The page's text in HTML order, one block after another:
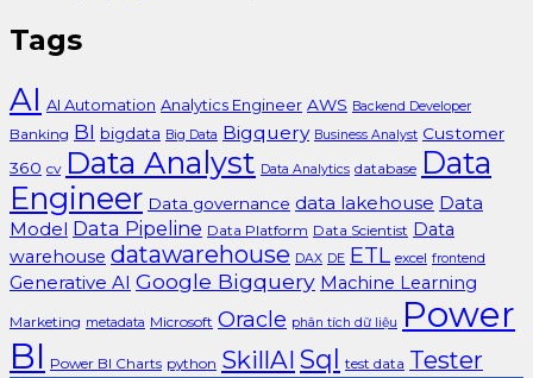
Tags
AI AI Automation Analytics Engineer AWS Backend Developer
Banking BI bigdata Big Data Bigquery Business Analyst Customer
360 cv Data Analyst Data Analytics database Data
Engineer Data governance data lakehouse Data
Model Data Pipeline Data Platform Data Scientist Data
warehouse datawarehouse DAX DE ETL excel frontend
Generative AI Google Bigquery Machine Learning
Marketing metadata Microsoft Oracle phân tích dữ liệu
Power
BI Power BI Charts python SkillAI Sql test data Tester